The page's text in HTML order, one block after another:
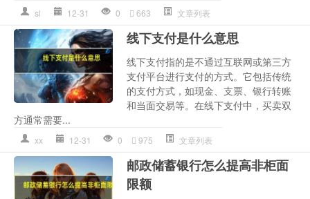
sl 12-31 0 663 文章列表
线下支付是什么意思
线下支付指的是不通过互联网或第三方
支付平台进行支付的方式。它包括传统
的支付方式，如现金、支票、银行转账
和当面交易等。在线下支付中，买卖双
方通常需要...
xx 12-31 0 975 文章列表
邮政储蓄银行怎么提高非柜面
限额